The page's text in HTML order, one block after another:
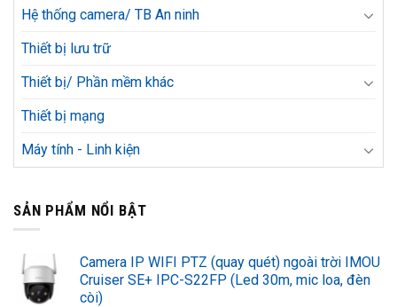
Hệ thống camera/ TB An ninh
Thiết bị lưu trữ
Thiết bị/ Phần mềm khác
Thiết bị mạng
Máy tính - Linh kiện
SẢN PHẨM NỔI BẬT
Camera IP WIFI PTZ (quay quét) ngoài trời IMOU
Cruiser SE+ IPC-S22FP (Led 30m, mic loa, đèn
còi)